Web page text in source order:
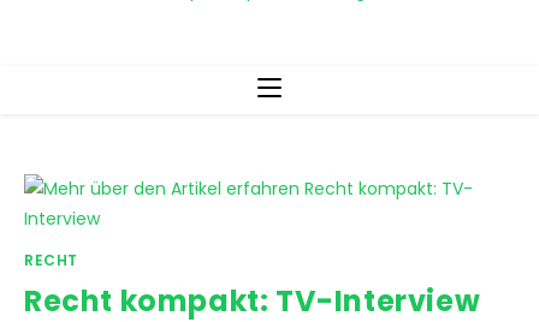
RECHT
Recht kompakt: TV-Interview